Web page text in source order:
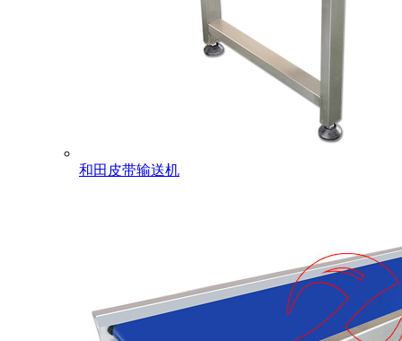
和田皮带输送机